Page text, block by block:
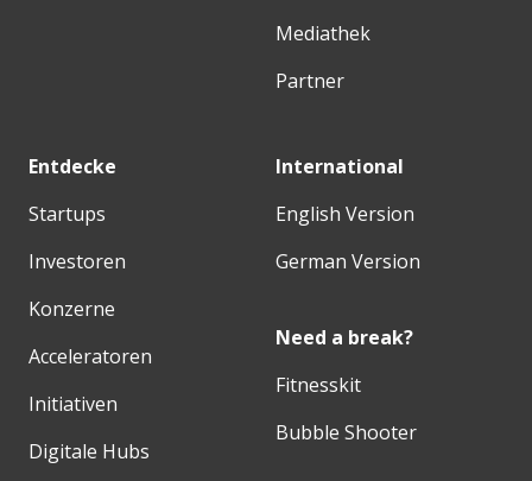
Mediathek
Partner
Entdecke
Startups
Investoren
Konzerne
Acceleratoren
Initiativen
Digitale Hubs
International
English Version
German Version
Need a break?
Fitnesskit
Bubble Shooter